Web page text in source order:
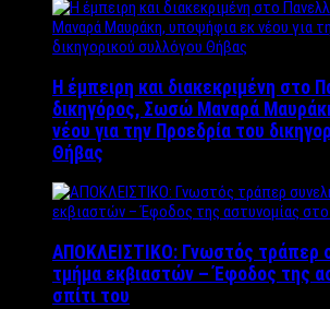
Η έμπειρη και διακεκριμένη στο
δικηγόρος, Σωσώ Μαναρά
νέου για την Προεδρία του
Θήβας
ΑΠΟΚΛΕΙΣΤΙΚΟ: Γνωστός τράπερ
τμήμα εκβιαστών – Έφοδος της
σπίτι του